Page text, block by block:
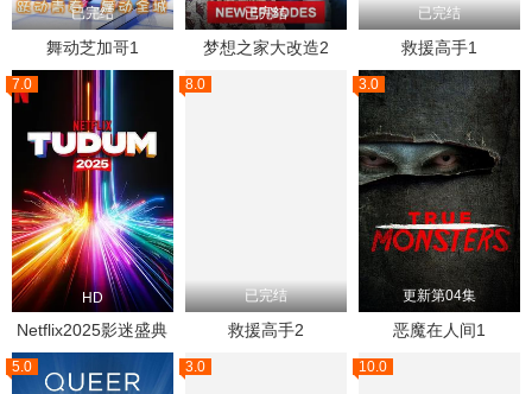
已完结
舞动芝加哥1
已完结
梦想之家大改造2
已完结
救援高手1
7.0
HD
Netflix2025影迷盛典
8.0
已完结
救援高手2
3.0
更新第04集
恶魔在人间1
5.0 3.0 10.0